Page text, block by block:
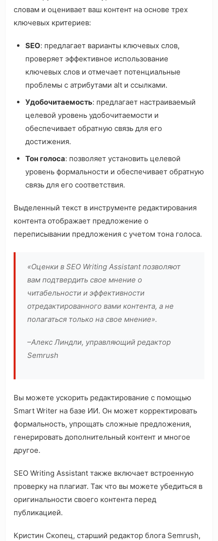
словам и оценивает ваш контент на основе трех
ключевых критериев:
SEO: предлагает варианты ключевых слов,
проверяет эффективное использование
ключевых слов и отмечает потенциальные
проблемы с атрибутами alt и ссылками.
Удобочитаемость: предлагает настраиваемый
целевой уровень удобочитаемости и
обеспечивает обратную связь для его
достижения.
Тон голоса: позволяет установить целевой
уровень формальности и обеспечивает обратную
связь для его соответствия.
Выделенный текст в инструменте редактирования
контента отображает предложение о
переписывании предложения с учетом тона голоса.
«Оценки в SEO Writing Assistant позволяют
вам подтвердить свое мнение о
читабельности и эффективности
отредактированного вами контента, а не
полагаться только на свое мнение».
–Алекс Линдли, управляющий редактор
Semrush
Вы можете ускорить редактирование с помощью
Smart Writer на базе ИИ. Он может корректировать
формальность, упрощать сложные предложения,
генерировать дополнительный контент и многое
другое.
SEO Writing Assistant также включает встроенную
проверку на плагиат. Так что вы можете убедиться в
оригинальности своего контента перед
публикацией.
Кристин Скопец, старший редактор блога Semrush,